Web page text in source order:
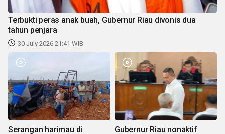
Terbukti peras anak buah, Gubernur Riau divonis dua
tahun penjara
30 July 2026 21:41 WIB
Serangan harimau di
Gubernur Riau nonaktif